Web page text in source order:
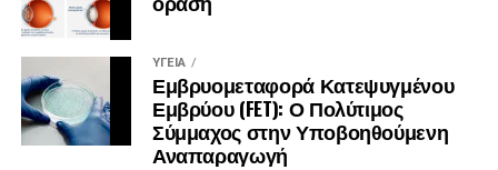
ΥΓΕΊΑ
Εμβρυομεταφορά Κατεψυγμένου
Εμβρύου (FET): Ο Πολύτιμος
Σύμμαχος στην Υποβοηθούμενη
Αναπαραγωγή